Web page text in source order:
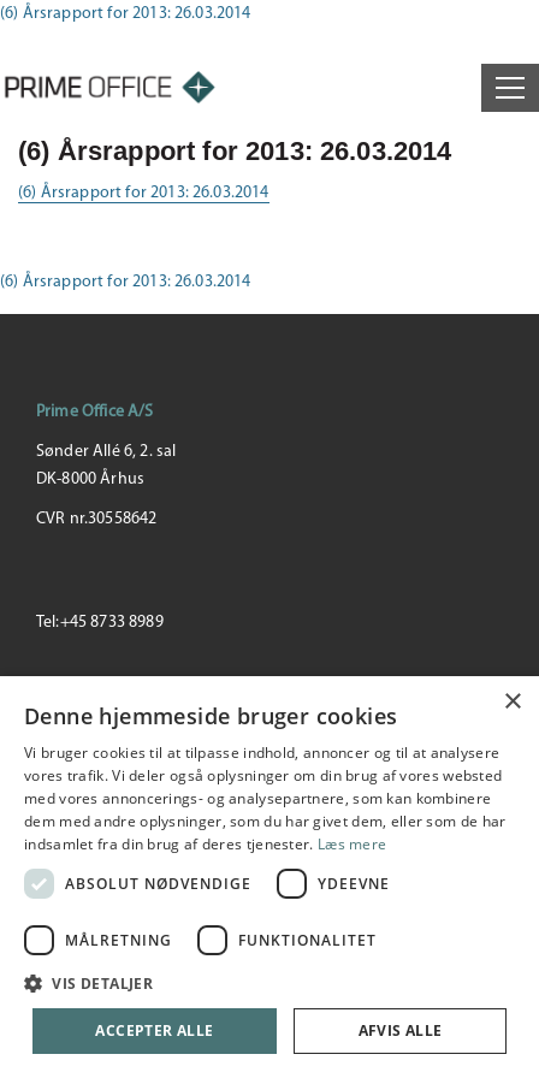
(6) Årsrapport for 2013: 26.03.2014
(6) Årsrapport for 2013: 26.03.2014
(6) Årsrapport for 2013: 26.03.2014
(6) Årsrapport for 2013: 26.03.2014
Prime Office A/S
Sønder Allé 6, 2. sal
DK-8000 Århus
CVR nr.30558642
Tel:+45 8733 8989
Prime Office
Seneste
195,00
0.00 %
×
Denne hjemmeside bruger cookies
Vi bruger cookies til at tilpasse indhold, annoncer og til at analysere
vores trafik. Vi deler også oplysninger om din brug af vores websted
med vores annoncerings- og analysepartnere, som kan kombinere
dem med andre oplysninger, som du har givet dem, eller som de har
indsamlet fra din brug af deres tjenester. Læs mere
ABSOLUT NØDVENDIGE
YDEEVNE
MÅLRETNING FUNKTIONALITET
VIS DETALJER
ACCEPTER ALLE AFVIS ALLE